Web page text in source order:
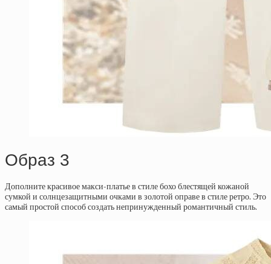
Образ 3
Дополните красивое макси-платье в стиле бохо блестящей кожаной
сумкой и солнцезащитными очками в золотой оправе в стиле ретро. Это
самый простой способ создать непринужденный романтичный стиль.